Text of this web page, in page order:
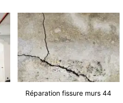
Réparation fissure murs 44